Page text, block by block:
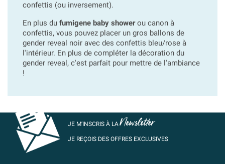
confettis (ou inversement).
En plus du fumigene baby showerou canon à
confettis, vous pouvez placer un gros ballons de
gender reveal noir avec des confettis bleu/rose à
l'intérieur. En plus de compléter la décoration du
gender reveal, c'est parfait pour mettre de l'ambiance
!
JE M’INSCRIS À LANewsletter
JE REÇOIS DES OFFRES EXCLUSIVES